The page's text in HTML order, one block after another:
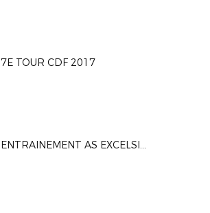
7E TOUR CDF 2017
ENTRAINEMENT AS EXCELSIOR - 7ème TOUR CDF